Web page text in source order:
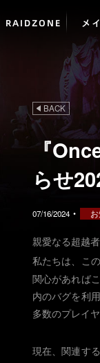
RAIDZONE メ
BACK
『
らせ
07/16/2024 •
親愛なる超越
私たちは、こ
関心があれば
内のバグを利
多数のプレイ
現在、関連す